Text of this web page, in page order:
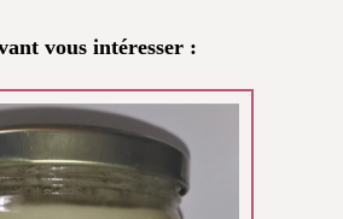
vous intéresser :